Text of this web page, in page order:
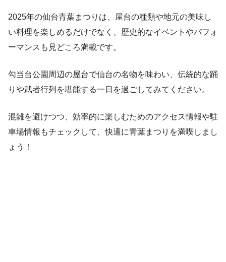
2025年の仙台青葉まつりは、屋台の種類や地元の美味し
い料理を楽しめるだけでなく、歴史的なイベントやパフォ
ーマンスも見どころ満載です。
勾当台公園周辺の屋台で仙台の名物を味わい、伝統的な踊
りや武者行列を堪能する一日を過ごしてみてください。
混雑を避けつつ、効率的に楽しむためのアクセス情報や駐
車場情報もチェックして、快適に青葉まつりを満喫しまし
ょう！